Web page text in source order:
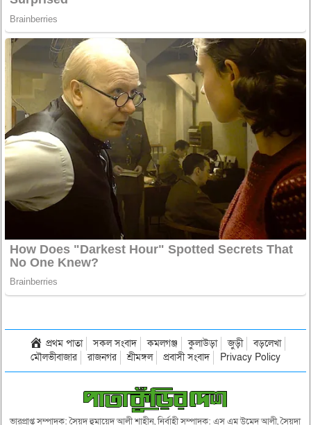
প্রথম পাতা সকল সংবাদ কমলগঞ্জ কুলাউড়া জুড়ী
বড়লেখা
মৌলভীবাজার
রাজনগর শ্রীমঙ্গল প্রবাসী সংবাদ Privacy Policy
ভারপ্রাপ্ত সম্পাদক: সৈয়দ হুমায়েদ আলী শাহীন, নির্বাহী সম্পাদক: এস এম উমেদ আলী, সৈয়দা